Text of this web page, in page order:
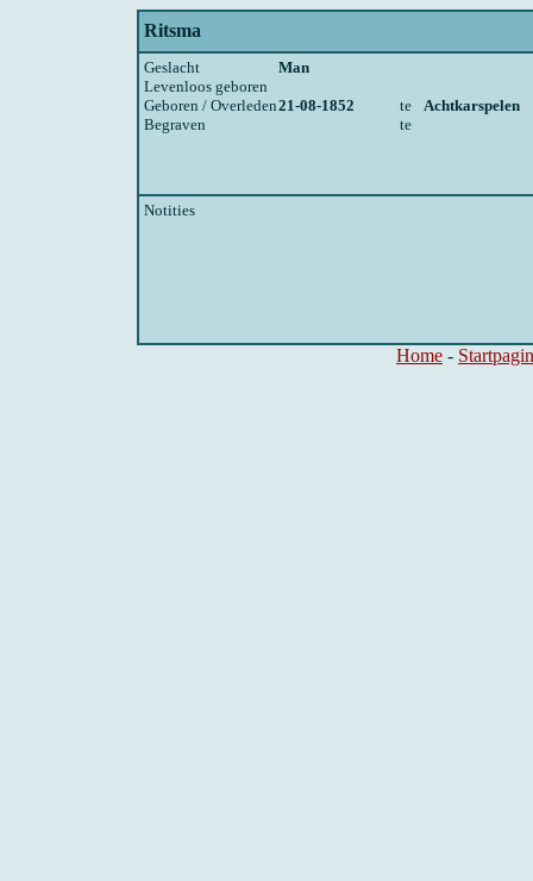
Ritsma
Geslacht
Man
Levenloos geboren
Geboren / Overleden21-08-1852 te
Achtkarspelen
Begraven
te
Notities
Home -